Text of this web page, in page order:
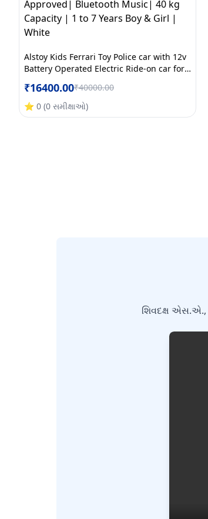
Alstoy Kids Ferrari Toy Police car with 12v
Battery Operated Electric Ride-on car for
40 kg Capacity | 1 to 7 Years Boy & Girl |
White
₹16400.00₹40000.00
⭐ 0 (0 સમીક્ષાઓ)
શિવદક્ષ એસ.એ.,